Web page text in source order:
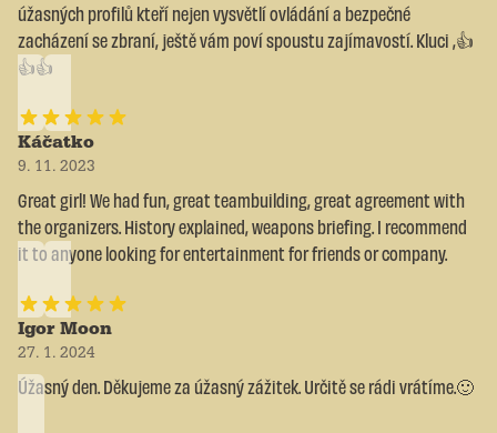
úžasných profilů kteří nejen vysvětlí ovládání a bezpečné
zacházení se zbraní, ještě vám poví spoustu zajímavostí. Kluci ,👍
👍👍
Káčatko
9. 11. 2023
Great girl! We had fun, great teambuilding, great agreement with
the organizers. History explained, weapons briefing. I recommend
it to anyone looking for entertainment for friends or company.
Igor Moon
27. 1. 2024
Úžasný den. Děkujeme za úžasný zážitek. Určitě se rádi vrátíme.🙂